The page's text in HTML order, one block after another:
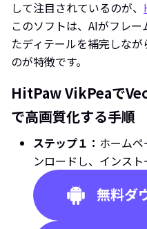
して注目されているのが、
このソフトは、AIがフレ
たディテールを補完しな
のが特徴です。
HitPaw VikPeaで
で高画質化する手順
ステップ１： ホーム
ンロードし、インスト